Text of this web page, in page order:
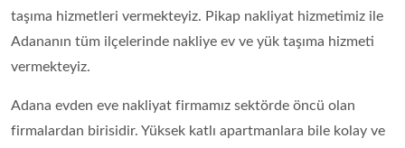
taşıma hizmetleri vermekteyiz. Pikap nakliyat hizmetimiz ile
Adananın tüm ilçelerinde nakliye ev ve yük taşıma hizmeti
vermekteyiz.
Adana evden eve nakliyat firmamız sektörde öncü olan
firmalardan birisidir. Yüksek katlı apartmanlara bile kolay ve